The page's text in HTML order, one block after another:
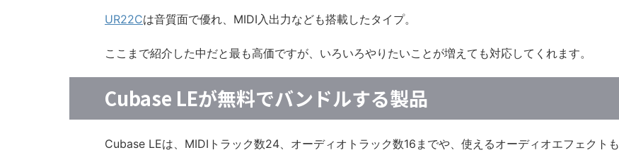
UR22Cは音質面で優れ、MIDI入出力なども搭載したタイプ。
ここまで紹介した中だと最も高価ですが、いろいろやりたいことが増えても対応してくれます。
Cubase LEが無料でバンドルする製品
Cubase LEは、MIDIトラック数24、オーディオトラック数16までや、使えるオーディオエフェクトも